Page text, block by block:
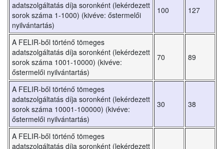
adatszolgáltatás díja soronként (lekérdezett
sorok száma 1-1000) (kivéve: őstermelői
nyilvántartás)
100 127
A FELIR-ből történő tömeges
adatszolgáltatás díja soronként (lekérdezett
sorok száma 1001-10000) (kivéve:
őstermelői nyilvántartás)
70 89
A FELIR-ből történő tömeges
adatszolgáltatás díja soronként (lekérdezett
sorok száma 10001-100000) (kivéve:
őstermelői nyilvántartás)
30 38
A FELIR-ből történő tömeges
adatszolgáltatás díja soronként (lekérdezett